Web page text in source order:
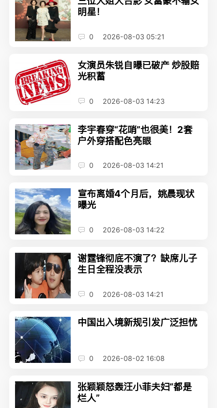
明星！
0 2026-08-03 05:21
女演员朱锐自曝已破产 炒股赔
光积蓄
0 2026-08-03 14:23
李宇春穿“花哨”也很美！2套
户外穿搭配色亮眼
0 2026-08-03 14:21
宣布离婚4个月后，姚晨现状
曝光
0 2026-08-03 14:22
谢霆锋彻底不演了？缺席儿子
生日全程没表示
0 2026-08-03 14:21
中国出入境新规引发广泛担忧
0 2026-08-02 16:08
张颖颖怒轰汪小菲夫妇“都是
烂人”